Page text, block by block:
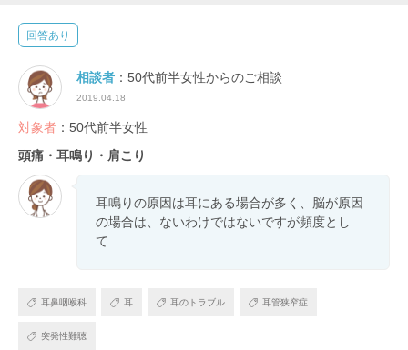
回答あり
相談者 ：50代前半女性からのご相談
2019.04.18
対象者 ：50代前半女性
頭痛・耳鳴り・肩こり
耳鳴りの原因は耳にある場合が多く、脳が原因
の場合は、ないわけではないですが頻度とし
て...
耳鼻咽喉科 耳 耳のトラブル 耳管狭窄症
突発性難聴